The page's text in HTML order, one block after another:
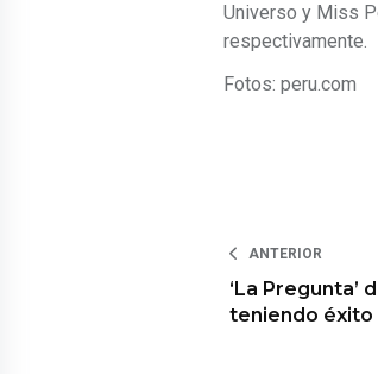
Universo y Miss
respectivamente.
Fotos: peru.com
ANTERIOR
‘La Pregunta’
teniendo éxito